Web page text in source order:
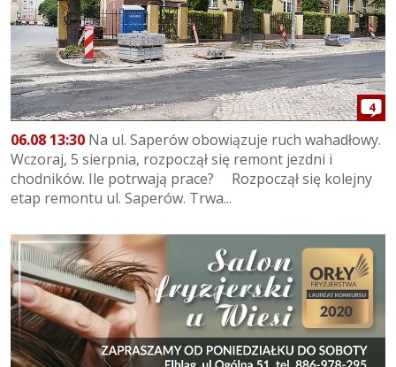
4
06.08 13:30 Na ul. Saperów obowiązuje ruch wahadłowy.
Wczoraj, 5 sierpnia, rozpoczął się remont jezdni i
chodników. Ile potrwają prace? Rozpoczął się kolejny
etap remontu ul. Saperów. Trwa...